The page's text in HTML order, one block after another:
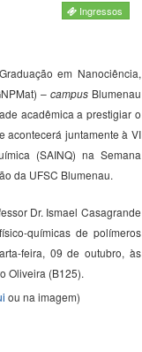
Ingressos
em Nanociência,
– campusBlumenau
acadêmica a prestigiar o
acontecerá juntamente à VI
(SAINQ) na Semana
da UFSC Blumenau.
Dr. Ismael Casagrande
químicas de polímeros
feira, 09 de outubro, às
Oliveira (B125).
ou na imagem)